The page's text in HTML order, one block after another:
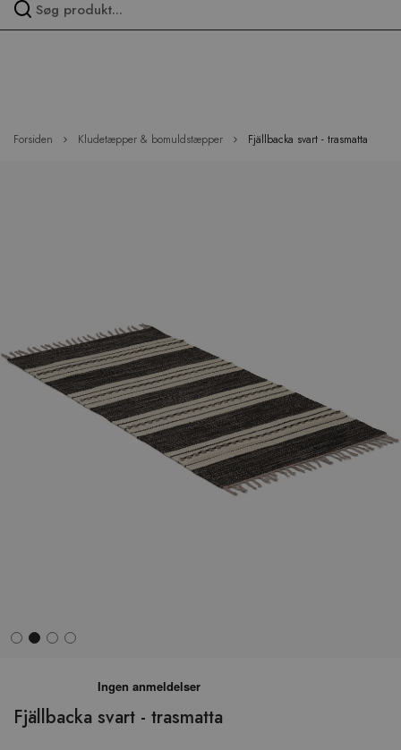
Forsiden Kludetæpper & bomuldstæpper Fjällbacka svart - trasmatta
Fjällbacka svart - trasmatta
begyndelsen
af